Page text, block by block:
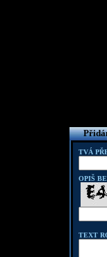
TVÁ
OPIŠ
TEXT